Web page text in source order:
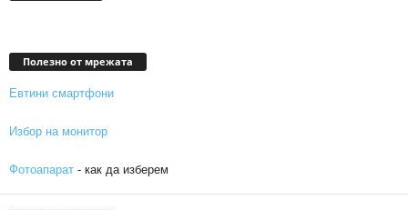
Полезно от мрежата
Евтини смартфони
Избор на монитор
Фотоапарат - как да изберем